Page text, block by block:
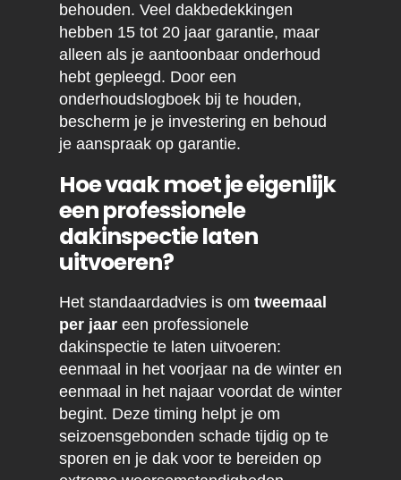
behouden. Veel dakbedekkingen
hebben 15 tot 20 jaar garantie, maar
alleen als je aantoonbaar onderhoud
hebt gepleegd. Door een
onderhoudslogboek bij te houden,
bescherm je je investering en behoud
je aanspraak op garantie.
Hoe vaak moet je eigenlijk
een professionele
dakinspectie laten
uitvoeren?
Het standaardadvies is om tweemaal
per jaareen professionele
dakinspectie te laten uitvoeren:
eenmaal in het voorjaar na de winter en
eenmaal in het najaar voordat de winter
begint. Deze timing helpt je om
seizoensgebonden schade tijdig op te
sporen en je dak voor te bereiden op